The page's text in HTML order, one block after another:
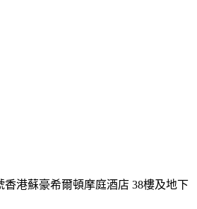
香港蘇豪希爾頓摩庭酒店 38樓及地下